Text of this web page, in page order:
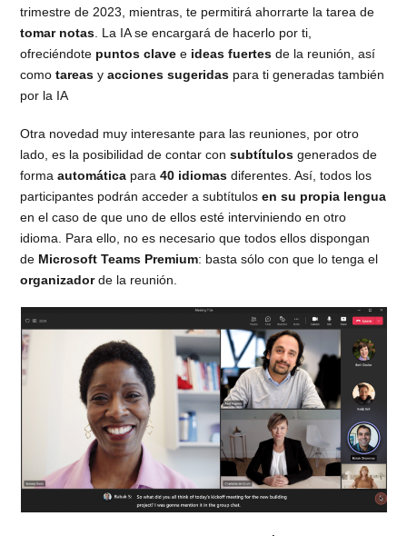
trimestre de 2023, mientras, te permitirá ahorrarte la tarea de
tomar notas. La IA se encargará de hacerlo por ti,
ofreciéndote puntos clave e ideas fuertes de la reunión, así
comotareas yacciones sugeridas para ti generadas también
por la IA
Otra novedad muy interesante para las reuniones, por otro
lado, es la posibilidad de contar consubtítulos generados de
formaautomática para40 idiomas diferentes. Así, todos los
participantes podrán acceder a subtítulosen su propia lengua
en el caso de que uno de ellos esté interviniendo en otro
idioma. Para ello, no es necesario que todos ellos dispongan
de Microsoft Teams Premium: basta sólo con que lo tenga el
organizadorde la reunión.